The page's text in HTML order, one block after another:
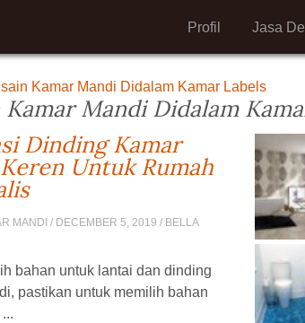
Jasa
Profil
Kamar Mandi Didalam Kamar Labels
Kamar Mandi Didalam
Dinding Kamar
Untuk Rumah
MANDI / DECEMBER 5, 2019 / BELLA
bahan untuk lantai dan dinding
pastikan untuk memilih bahan